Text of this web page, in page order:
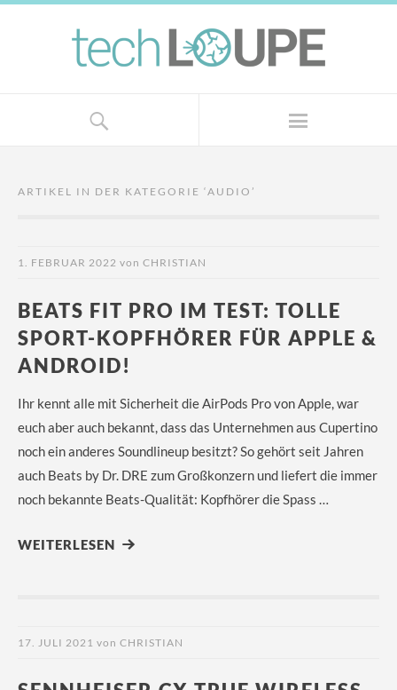
ARTIKEL IN DER KATEGORIE ‘AUDIO ’
1. FEBRUAR 2022 von CHRISTIAN
BEATS FIT PRO IM TEST: TOLLE
SPORT-KOPFHÖRER FÜR APPLE &
ANDROID!
Ihr kennt alle mit Sicherheit die AirPods Pro von Apple, war
euch aber auch bekannt, dass das Unternehmen aus Cupertino
noch ein anderes Soundlineup besitzt? So gehört seit Jahren
auch Beats by Dr. DRE zum Großkonzern und liefert die immer
noch bekannte Beats-Qualität: Kopfhörer die Spass …
WEITERLESEN
17. JULI 2021 von CHRISTIAN